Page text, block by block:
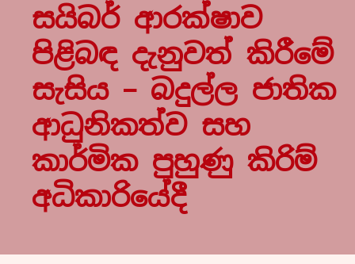
සයිබර් ආරක්ෂාව
පිළිබඳ දැනුවත් කිරීමේ
සැසිය – බදුල්ල ජාතික
ආධුනිකත්ව සහ
කාර්මික පුහුණු කිරිම්
අධිකාරියේදී